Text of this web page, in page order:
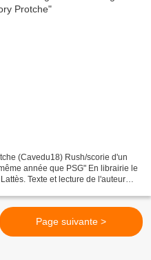
(Cavedu18) Rush/scorie d'un
année que PSG" En librairie le
Texte et lecture de l'auteur
Page suivante >